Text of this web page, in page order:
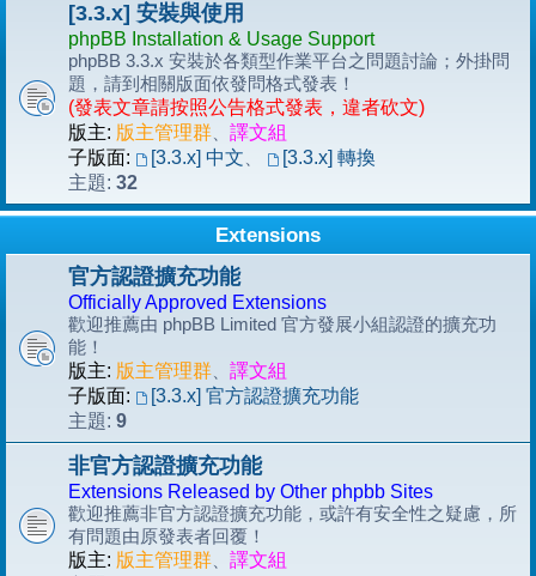
[3.3.x] 安裝與使用
phpBB Installation & Usage Support
phpBB 3.3.x 安裝於各類型作業平台之問題討論；外掛問
題，請到相關版面依發問格式發表！
(發表文章請按照公告格式發表，違者砍文)
版主: 版主管理群
譯文組
子版面:
[3.3.x] 中文
[3.3.x] 轉換
主題: 32
Extensions
官方認證擴充功能
Officially Approved Extensions
歡迎推薦由 phpBB Limited 官方發展小組認證的擴充功
能！
版主: 版主管理群
譯文組
子版面:
[3.3.x] 官方認證擴充功能
主題: 9
非官方認證擴充功能
Extensions Released by Other phpbb Sites
歡迎推薦非官方認證擴充功能，或許有安全性之疑慮，所
有問題由原發表者回覆！
版主: 版主管理群
譯文組